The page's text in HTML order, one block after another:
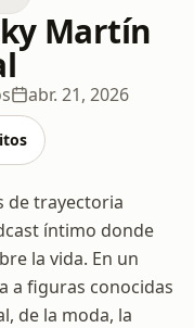
Martín
abr. 21, 2026
de trayectoria
íntimo donde
la vida. En un
a figuras conocidas
de la moda, la